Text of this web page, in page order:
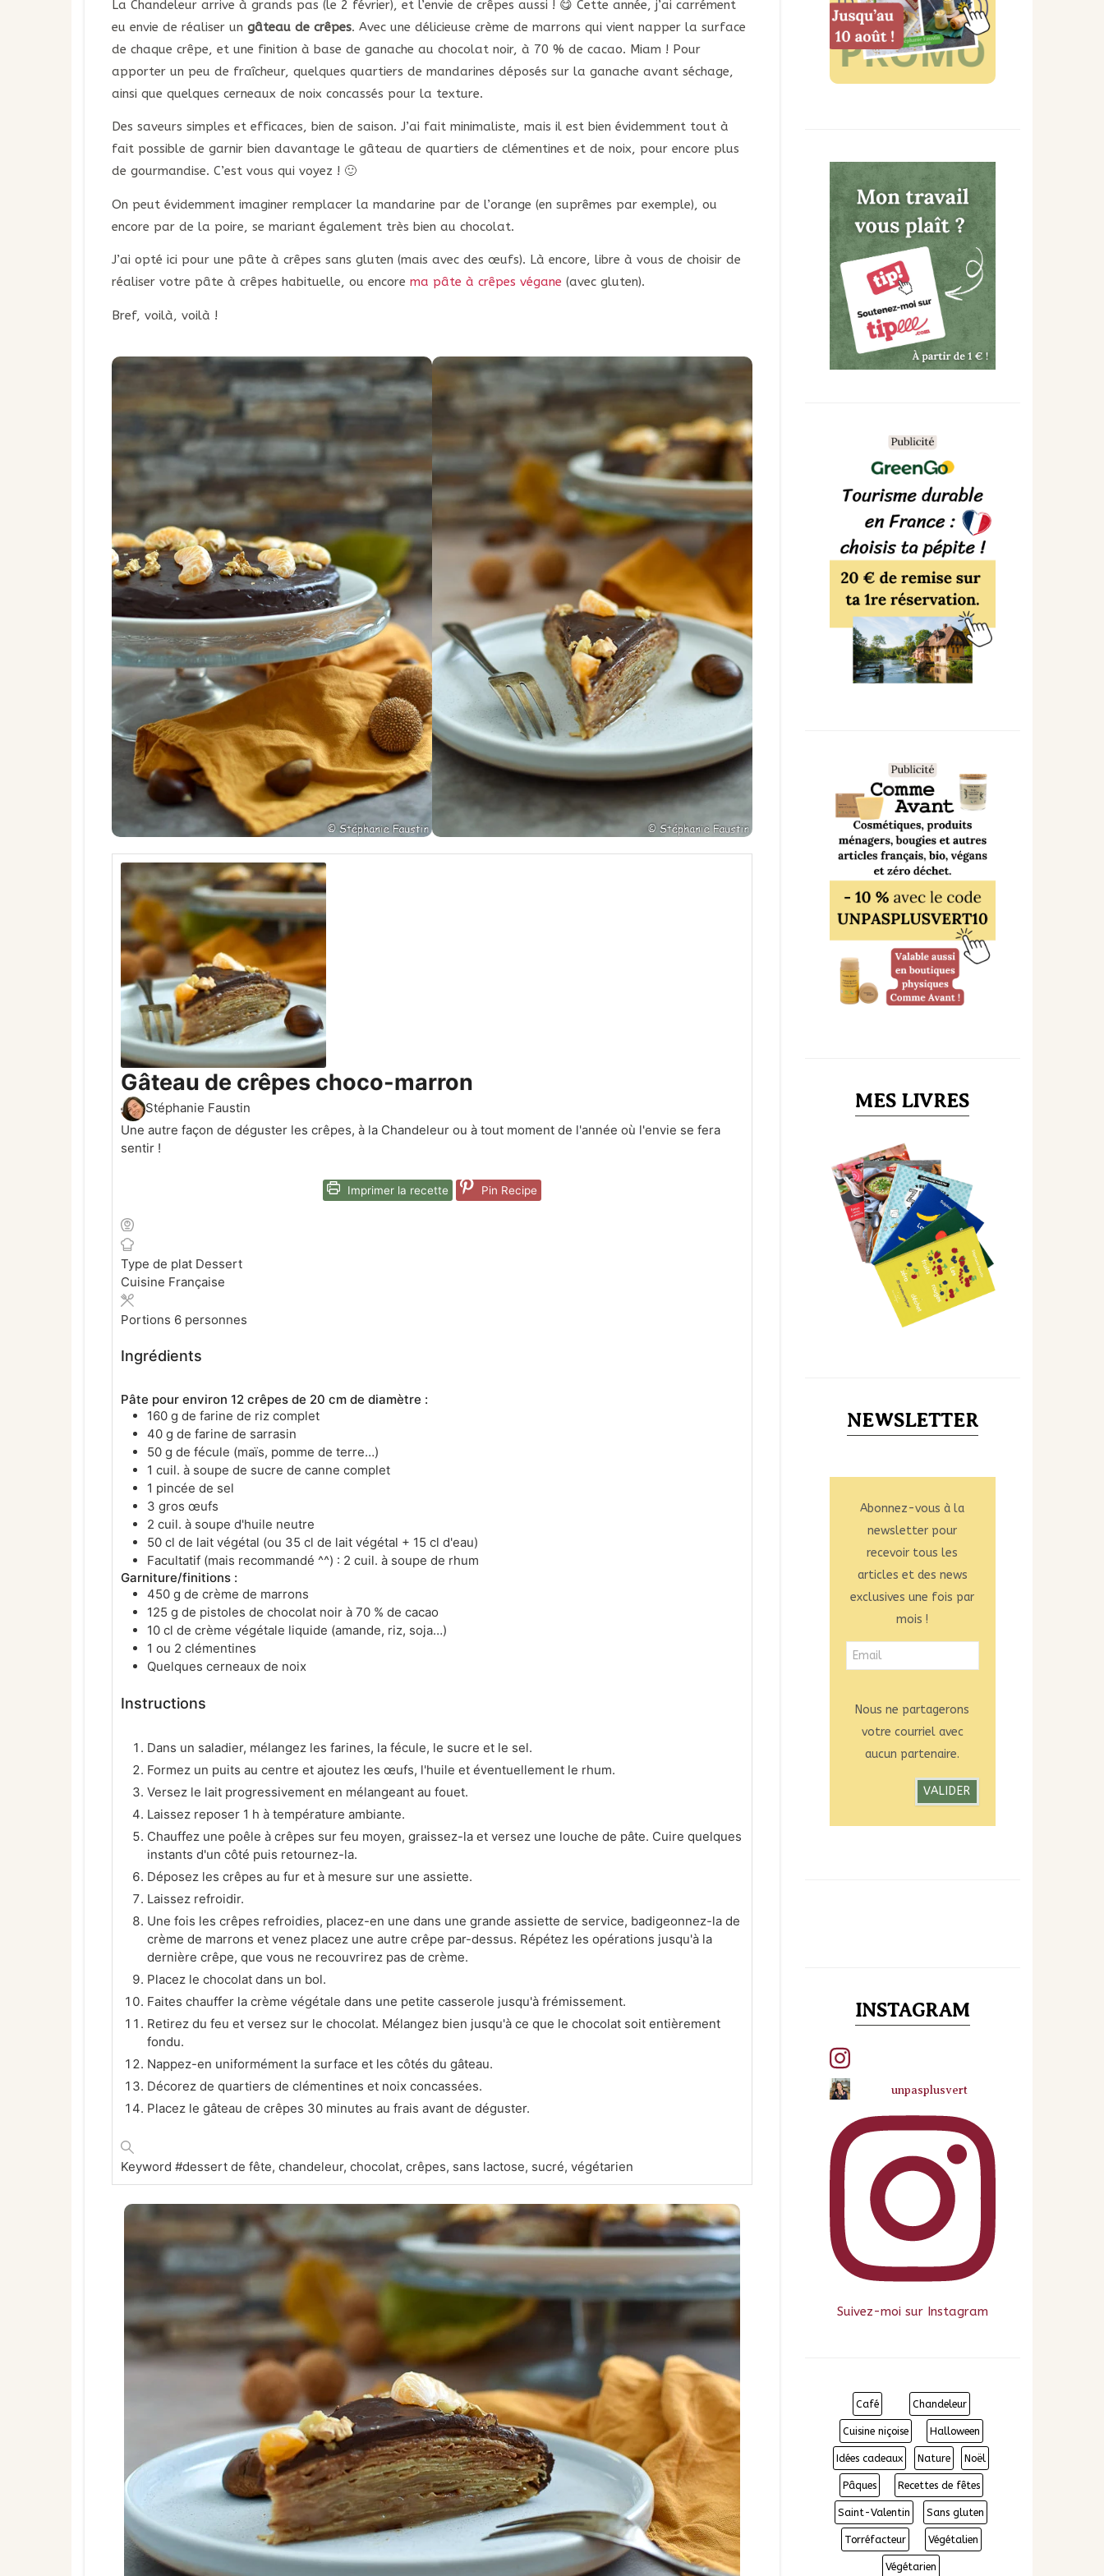
La Chandeleur arrive à grands pas (le 2 février), et l’envie de crêpes aussi ! 😋 Cette année, j’ai carrément
eu envie de réaliser un gâteau de crêpes. Avec une délicieuse crème de marrons qui vient napper la surface
de chaque crêpe, et une finition à base de ganache au chocolat noir, à 70 % de cacao. Miam ! Pour
apporter un peu de fraîcheur, quelques quartiers de mandarines déposés sur la ganache avant séchage,
ainsi que quelques cerneaux de noix concassés pour la texture.
Des saveurs simples et efficaces, bien de saison. J’ai fait minimaliste, mais il est bien évidemment tout à
fait possible de garnir bien davantage le gâteau de quartiers de clémentines et de noix, pour encore plus
de gourmandise. C’est vous qui voyez ! 🙂
On peut évidemment imaginer remplacer la mandarine par de l’orange (en suprêmes par exemple), ou
encore par de la poire, se mariant également très bien au chocolat.
J’ai opté ici pour une pâte à crêpes sans gluten (mais avec des œufs). Là encore, libre à vous de choisir de
réaliser votre pâte à crêpes habituelle, ou encore ma pâte à crêpes végane (avec gluten).
Bref, voilà, voilà !
Gâteau de crêpes choco-marron
Stéphanie Faustin
Une autre façon de déguster les crêpes, à la Chandeleur ou à tout moment de l'année où l'envie se fera
sentir !
Imprimer la recette Pin Recipe
Type de plat Dessert
Cuisine Française
Portions 6 personnes
Ingrédients
Pâte pour environ 12 crêpes de 20 cm de diamètre :
160 g de farine de riz complet
40 g de farine de sarrasin
50 g de fécule (maïs, pomme de terre…)
1 cuil. à soupe de sucre de canne complet
1 pincée de sel
3 gros œufs
2 cuil. à soupe d'huile neutre
50 cl de lait végétal (ou 35 cl de lait végétal + 15 cl d'eau)
Facultatif (mais recommandé ^^) : 2 cuil. à soupe de rhum
Garniture/finitions :
450 g de crème de marrons
125 g de pistoles de chocolat noir à 70 % de cacao
10 cl de crème végétale liquide (amande, riz, soja…)
1 ou 2 clémentines
Quelques cerneaux de noix
Instructions
Dans un saladier, mélangez les farines, la fécule, le sucre et le sel.
Formez un puits au centre et ajoutez les œufs, l'huile et éventuellement le rhum.
Versez le lait progressivement en mélangeant au fouet.
Laissez reposer 1 h à température ambiante.
Chauffez une poêle à crêpes sur feu moyen, graissez-la et versez une louche de pâte. Cuire quelques
instants d'un côté puis retournez-la.
Déposez les crêpes au fur et à mesure sur une assiette.
Laissez refroidir.
Une fois les crêpes refroidies, placez-en une dans une grande assiette de service, badigeonnez-la de
crème de marrons et venez placez une autre crêpe par-dessus. Répétez les opérations jusqu'à la
dernière crêpe, que vous ne recouvrirez pas de crème.
Placez le chocolat dans un bol.
Faites chauffer la crème végétale dans une petite casserole jusqu'à frémissement.
Retirez du feu et versez sur le chocolat. Mélangez bien jusqu'à ce que le chocolat soit entièrement
fondu.
Nappez-en uniformément la surface et les côtés du gâteau.
Décorez de quartiers de clémentines et noix concassées.
Placez le gâteau de crêpes 30 minutes au frais avant de déguster.
Keyword #dessert de fête, chandeleur, chocolat, crêpes, sans lactose, sucré, végétarien
MES LIVRES
NEWSLETTER
Abonnez-vous à la
newsletter pour
recevoir tous les
articles et des news
exclusives une fois par
mois !
Nous ne partagerons
votre courriel avec
aucun partenaire.
INSTAGRAM
unpasplusvert
Suivez-moi sur Instagram
Café Chandeleur
Cuisine niçoise Halloween
Idées cadeaux Nature Noël
Pâques Recettes de fêtes
Saint-Valentin Sans gluten
Torréfacteur Végétalien
Végétarien